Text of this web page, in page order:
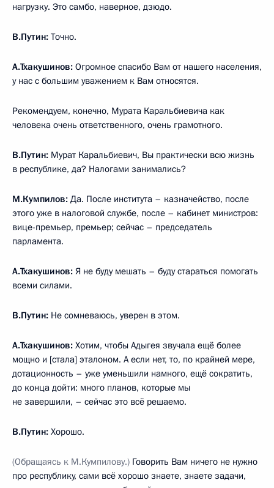
нагрузку. Это самбо, наверное, дзюдо.
В.Путин: Точно.
А.Тхакушинов: Огромное спасибо Вам от нашего населения,
у нас с большим уважением к Вам относятся.
Рекомендуем, конечно, Мурата Каральбиевича как
человека очень ответственного, очень грамотного.
В.Путин: Мурат Каральбиевич, Вы практически всю жизнь
в республике, да? Налогами занимались?
М.Кумпилов: Да. После института – казначейство, после
этого уже в налоговой службе, после – кабинет министров:
вице-премьер, премьер; сейчас – председатель
парламента.
А.Тхакушинов: Я не буду мешать – буду стараться помогать
всеми силами.
В.Путин: Не сомневаюсь, уверен в этом.
А.Тхакушинов: Хотим, чтобы Адыгея звучала ещё более
мощно и [стала] эталоном. А если нет, то, по крайней мере,
дотационность – уже уменьшили намного, ещё сократить,
до конца дойти: много планов, которые мы
не завершили, – сейчас это всё решаемо.
В.Путин: Хорошо.
(Обращаясь к М.Кумпилову.) Говорить Вам ничего не нужно
про республику, сами всё хорошо знаете, знаете задачи,